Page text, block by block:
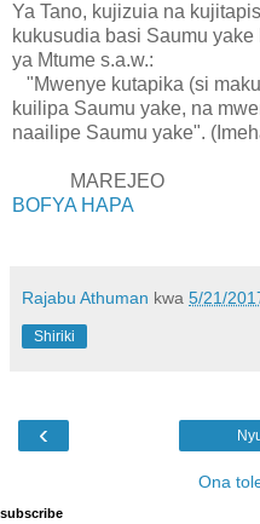
Ya Tano, kujizuia na
kukusudia basi Saumu
ya Mtume s.a.w.:
"Mwenye kutapika (si
kuilipa Saumu yake, na
naailipe Saumu yake".
MAREJEO
BOFYA HAPA
Rajabu Athuman kwa 5/21/
Shiriki
‹
Ona
subscribe